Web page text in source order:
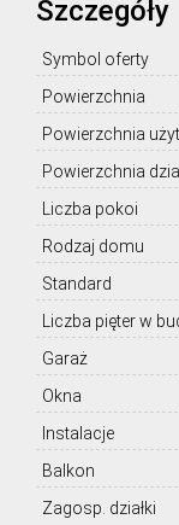
Szczegóły
Symbol oferty
Powierzchnia
Powierzchnia
Powierzchnia
Liczba pokoi
Rodzaj domu
Standard
Liczba pięter w
Garaż
Okna
Instalacje
Balkon
Zagosp. działki